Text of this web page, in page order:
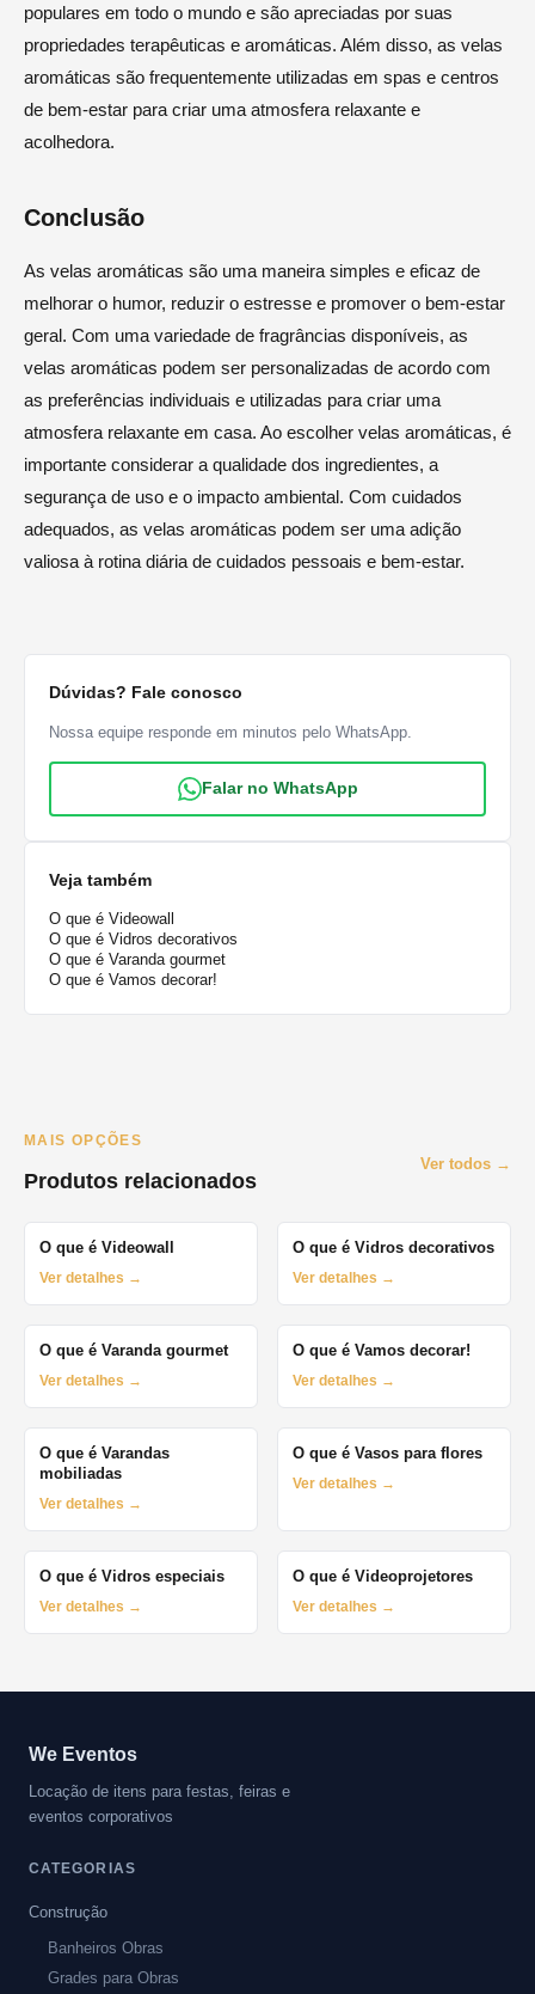
populares em todo o mundo e são apreciadas por suas
propriedades terapêuticas e aromáticas. Além disso, as velas
aromáticas são frequentemente utilizadas em spas e centros
de bem-estar para criar uma atmosfera relaxante e
acolhedora.
Conclusão
As velas aromáticas são uma maneira simples e eficaz de
melhorar o humor, reduzir o estresse e promover o bem-estar
geral. Com uma variedade de fragrâncias disponíveis, as
velas aromáticas podem ser personalizadas de acordo com
as preferências individuais e utilizadas para criar uma
atmosfera relaxante em casa. Ao escolher velas aromáticas, é
importante considerar a qualidade dos ingredientes, a
segurança de uso e o impacto ambiental. Com cuidados
adequados, as velas aromáticas podem ser uma adição
valiosa à rotina diária de cuidados pessoais e bem-estar.
Dúvidas? Fale conosco
Nossa equipe responde em minutos pelo WhatsApp.
Falar no WhatsApp
Veja também
O que é Videowall
O que é Vidros decorativos
O que é Varanda gourmet
O que é Vamos decorar!
MAIS OPÇÕES
Produtos relacionados
Ver todos →
O que é Videowall
Ver detalhes →
O que é Vidros decorativos
Ver detalhes →
O que é Varanda gourmet
Ver detalhes →
O que é Vamos decorar!
Ver detalhes →
O que é Varandas
mobiliadas
Ver detalhes →
O que é Vasos para flores
Ver detalhes →
O que é Vidros especiais
Ver detalhes →
O que é Videoprojetores
Ver detalhes →
We Eventos
Locação de itens para festas, feiras e
eventos corporativos
CATEGORIAS
Construção
Banheiros Obras
Grades para Obras